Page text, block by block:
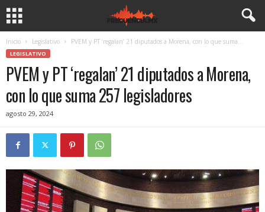
Inicio Legislativo PVEM y PT ‘regalan’ 21 diputados a Morena, con lo que suma...
LEGISLATIVO
PVEM y PT ‘regalan’ 21 diputados a Morena,
con lo que suma 257 legisladores
agosto 29, 2024